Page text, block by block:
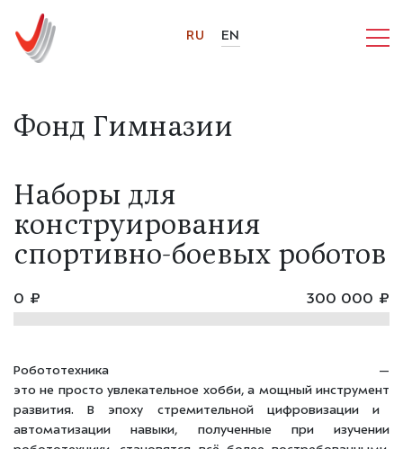
RU EN
Фонд Гимназии
Наборы для
конструирования
спортивно-боевых роботов
0 ₽ 300 000 ₽
Робототехника —
это не простоувлекательное хобби,а мощныйинструмент
развития. В эпоху стремительной цифровизации и
автоматизации навыки, полученные при изучении